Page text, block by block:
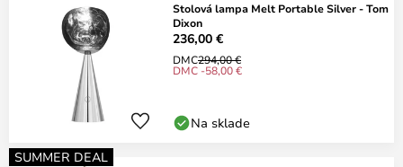
Stolová lampa Melt Portable Silver - Tom
Dixon
236,00 €
DMC294,00 €
DMC -58,00 €
Na sklade
SUMMER DEAL